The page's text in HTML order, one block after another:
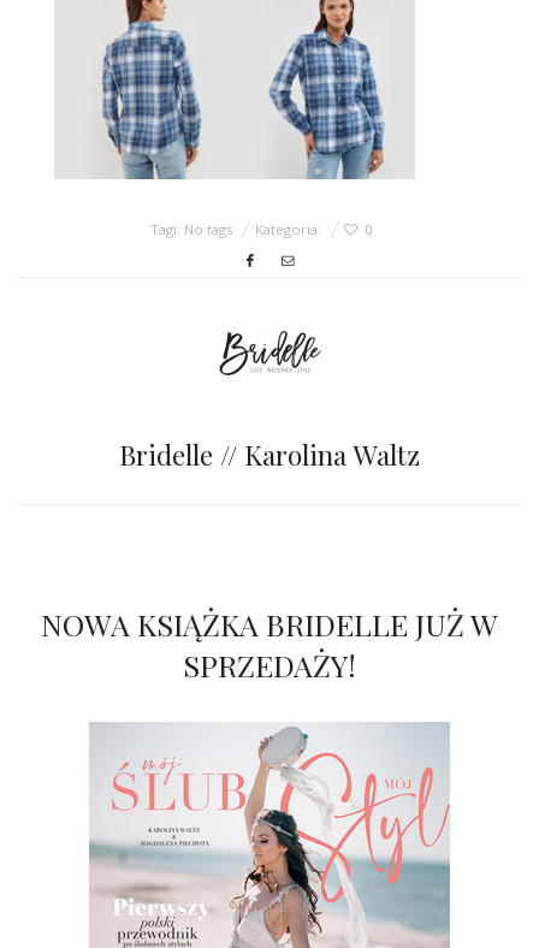
ŚLUBNE STYLE
Tagi: No tags Kategoria: 0
Bridelle // Karolina Waltz
NOWA KSIĄŻKA BRIDELLE JUŻ W
SPRZEDAŻY!